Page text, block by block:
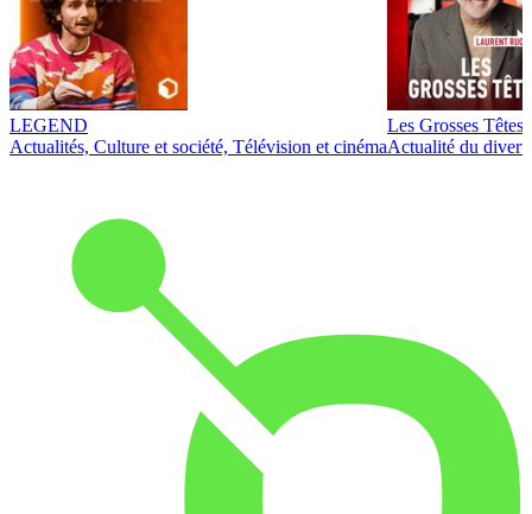
LEGEND
Actualités, Culture et société, Télévision et cinéma
Les Grosses Têtes
Actualité du